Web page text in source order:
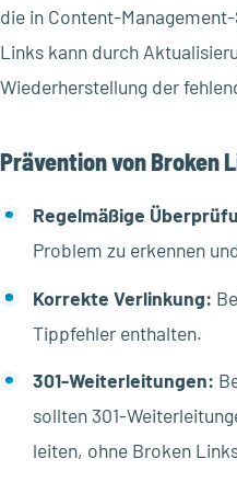
die in Content-Management-
Links kann durch
Wiederherstellung der
Prävention von Broken
Regelmäßige
Problem zu erkennen
Korrekte Verlinkung:
Tippfehler enthalten.
301-Weiterleitungen:
sollten 301-
leiten, ohne Broken